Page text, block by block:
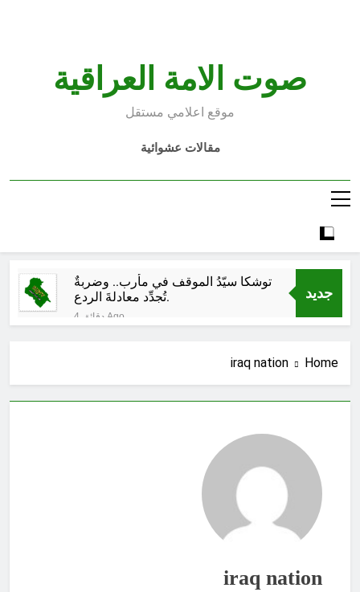
صوت الامة العراقية
موقع اعلامي مستقل
مقالات عشوائية
جديد
توشكا سيّدُ الموقف في مأرب.. وضربةٌ
تُجدِّد معادلةَ الردع.
4 دقائق Ago
الملائكة والدواب يسبحون بمحمده لكن
لا تعرفون تسبيحهم .
اشارات قرآنية من كتاب السبايا للسيد
جيش المرجعية ضرورة عراقية: القوة
Home
iraq nation
iraq nation